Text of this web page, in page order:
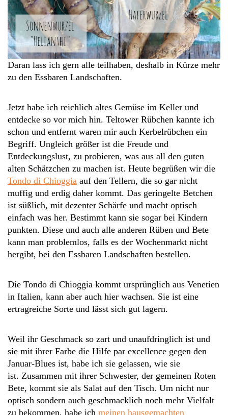
Daran lass ich gern alle teilhaben, deshalb in Kürze mehr
zu den Essbaren Landschaften.
Jetzt habe ich reichlich altes Gemüse im Keller und
entdecke so vor mich hin. Teltower Rübchen kannte ich
schon und entfernt waren mir auch Kerbelrübchen ein
Begriff. Ungleich größer ist die Freude und
Entdeckungslust, zu probieren, was aus all den guten
alten Schätzchen zu machen ist. Heute begrüßen wir die
Tondo di Chioggia auf den Tellern, die so gar nicht
muffig und erdig daher kommt. Das geringelte Betchen
ist süßlich, mit dezenter Schärfe und macht optisch
einfach was her. Bestimmt kann sie sogar bei Kindern
punkten. Diese und auch alle anderen Rüben und Bete
kann man problemlos, falls es der Wochenmarkt nicht
hergibt, bei den Essbaren Landschaften bestellen.
Die Tondo di Chioggia kommt ursprünglich aus Venetien
in Italien, kann aber auch hier wachsen. Sie ist eine
ertragreiche Sorte und lässt sich gut lagern.
Weil ihr Geschmack so zart und unaufdringlich ist und
sie mit ihrer Farbe die Hilfe par excellence gegen den
Januar-Blues ist, habe ich sie gelassen, wie sie
ist. Zusammen mit ihrer Schwester, der gemeinen Roten
Bete, kommt sie als Salat auf den Tisch. Um nicht nur
optisch sondern auch geschmacklich noch mehr Vielfalt
zu bekommen, habe ich meinen hausgemachten